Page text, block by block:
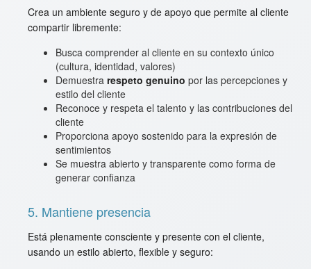
Crea un ambiente seguro y de apoyo que permite al cliente
compartir libremente:
Busca comprender al cliente en su contexto único
(cultura, identidad, valores)
Demuestra respeto genuino por las percepciones y
estilo del cliente
Reconoce y respeta el talento y las contribuciones del
cliente
Proporciona apoyo sostenido para la expresión de
sentimientos
Se muestra abierto y transparente como forma de
generar confianza
5. Mantiene presencia
Está plenamente consciente y presente con el cliente,
usando un estilo abierto, flexible y seguro: